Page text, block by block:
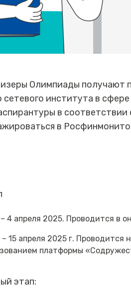
Олимпиады получают
института в
в
в
– 4 апреля 2025. Проводится
– 15 апреля 2025 г.
платформы
этап: